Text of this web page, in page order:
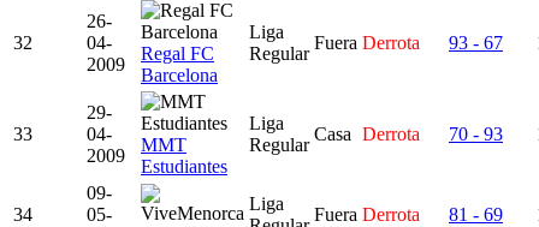
32
26-
04-
2009
Regal FC
Barcelona
Liga
Regular
Fuera Derrota 93 - 67
33
29-
04-
2009
MMT
Estudiantes
Liga
Regular
Casa Derrota 70 - 93
34
09-
05-
Liga
Fuera Derrota 81 - 69